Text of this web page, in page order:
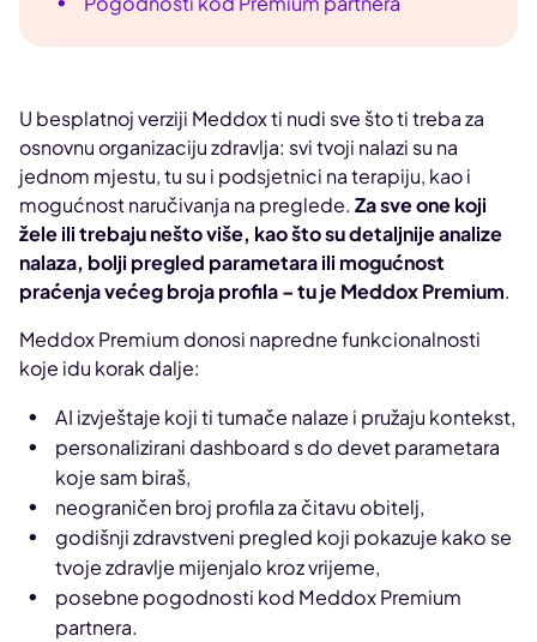
U besplatnoj verziji Meddox ti nudi sve što ti treba za
osnovnu organizaciju zdravlja: svi tvoji nalazi su na
jednom mjestu, tu su i podsjetnici na terapiju, kao i
mogućnost naručivanja na preglede. Za sve one koji
žele ili trebaju nešto više, kao što su detaljnije analize
nalaza, bolji pregled parametara ili mogućnost
praćenja većeg broja profila – tu je Meddox Premium.
Meddox Premium donosi napredne funkcionalnosti
koje idu korak dalje:
AI izvještaje koji ti tumače nalaze i pružaju kontekst,
personalizirani dashboard s do devet parametara
koje sam biraš,
neograničen broj profila za čitavu obitelj,
godišnji zdravstveni pregled koji pokazuje kako se
tvoje zdravlje mijenjalo kroz vrijeme,
posebne pogodnosti kod Meddox Premium
partnera.